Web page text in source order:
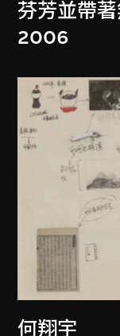
芬芳並帶
2006
何翔宇